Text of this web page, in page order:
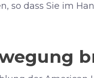
so dass Sie im